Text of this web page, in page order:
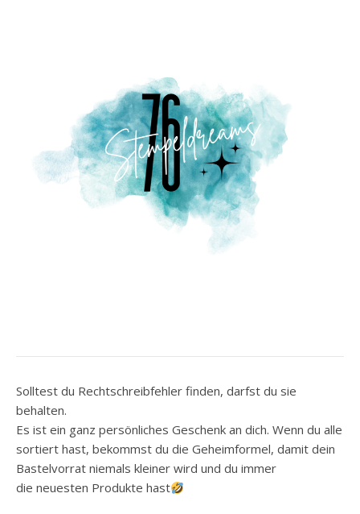
Solltest du Rechtschreibfehler finden, darfst du sie
behalten.
Es ist ein ganz persönliches Geschenk an dich. Wenn du alle
sortiert hast, bekommst du die Geheimformel, damit dein
Bastelvorrat niemals kleiner wird und du immer
die neuesten Produkte hast